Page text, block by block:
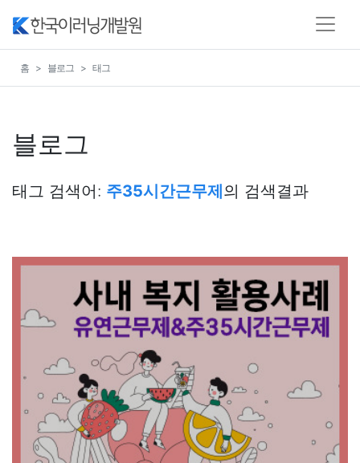
홈 블로그 태그
블로그
태그 검색어: 주35시간근무제의 검색결과